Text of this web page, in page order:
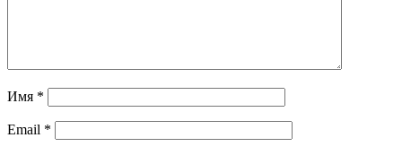
Имя *
Email *